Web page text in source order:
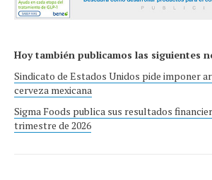
Hoy también publicamos las siguientes
Sindicato de Estados Unidos pide imponer
cerveza mexicana
Sigma Foods publica sus resultados
trimestre de 2026